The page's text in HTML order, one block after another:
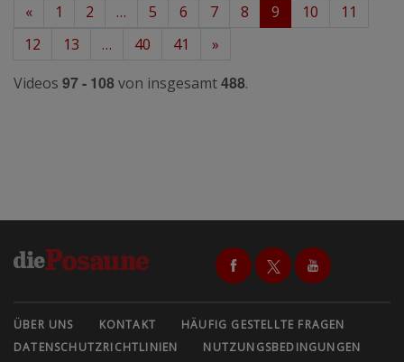
« 1 2 … 5 6 7 8 9 10
11
12
13 … 40 41
»
Videos 97 - 108von insgesamt488.
ÜBER UNS KONTAKT
HÄUFIG GESTELLTE FRAGEN
DATENSCHUTZRICHTLINIEN
NUTZUNGSBEDINGUNGEN